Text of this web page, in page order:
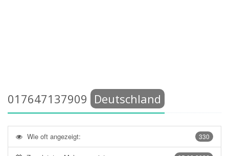
017647137909 Deutschland
330
Wie oft angezeigt: